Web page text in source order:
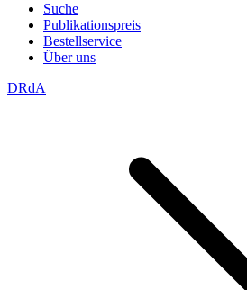
Suche
Publikationspreis
Bestellservice
Über uns
DRdA